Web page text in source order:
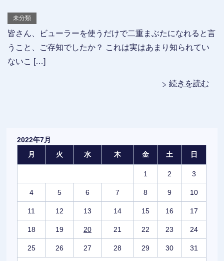
未分類
皆さん、ビューラーを使うだけで二重まぶたになれると言
うこと、ご存知でしたか？ これは実はあまり知られてい
ないこ […]
続きを読む
2022年7月
月
火 水 木 金 土 日
1 2 3
4 5 6 7 8 9 10
11 12 13 14 15 16 17
18 19 20 21 22 23 24
25 26 27 28 29 30 31